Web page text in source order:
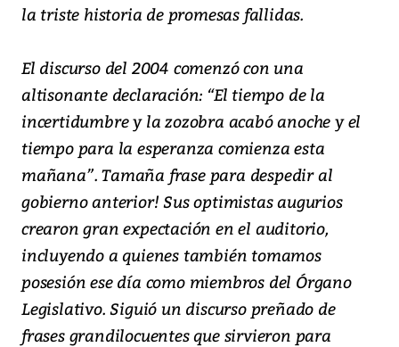
la triste historia de promesas fallidas.
El discurso del 2004 comenzó con una
altisonante declaración: “El tiempo de la
incertidumbre y la zozobra acabó anoche y el
tiempo para la esperanza comienza esta
mañana”. Tamaña frase para despedir al
gobierno anterior! Sus optimistas augurios
crearon gran expectación en el auditorio,
incluyendo a quienes también tomamos
posesión ese día como miembros del Órgano
Legislativo. Siguió un discurso preñado de
frases grandilocuentes que sirvieron para